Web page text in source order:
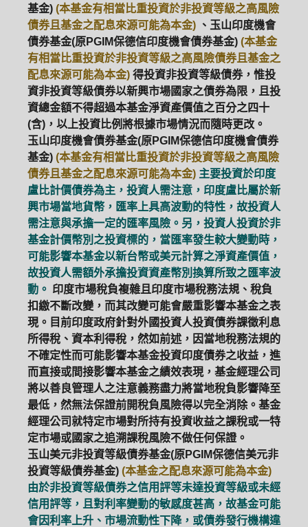
基金) (本基金有相當比重投資於非投資等級之高風險
債券且基金之配息來源可能為本金) 、玉山印度機會
債券基金(原PGIM保德信印度機會債券基金) (本基金
有相當比重投資於非投資等級之高風險債券且基金之
配息來源可能為本金) 得投資非投資等級債券，惟投
資非投資等級債券以新興市場國家之債券為限，且投
資總金額不得超過本基金淨資產價值之百分之四十
(含)，以上投資比例將根據市場情況而隨時更改。
玉山印度機會債券基金(原PGIM保德信印度機會債券
基金) (本基金有相當比重投資於非投資等級之高風險
債券且基金之配息來源可能為本金) 主要投資於印度
盧比計價債券為主，投資人需注意，印度盧比屬於新
興市場當地貨幣，匯率上具高波動的特性，故投資人
需注意與承擔一定的匯率風險。另，投資人投資於非
基金計價幣別之投資標的，當匯率發生較大變動時，
可能影響本基金以新台幣或美元計算之淨資產價值，
故投資人需額外承擔投資資產幣別換算所致之匯率波
動。 印度市場稅負複雜且印度市場稅務法規、稅負
扣繳不斷改變，而其改變可能會嚴重影響本基金之表
現。目前印度政府針對外國投資人投資債券課徵利息
所得稅、資本利得稅，然如前述，因當地稅務法規的
不確定性而可能影響本基金投資印度債券之收益，進
而直接或間接影響本基金之績效表現，基金經理公司
將以善良管理人之注意義務盡力將當地稅負影響降至
最低，然無法保證前開稅負風險得以完全消除。基金
經理公司就特定市場對所持有投資收益之課稅或一特
定市場或國家之追溯課稅風險不做任何保證。
玉山美元非投資等級債券基金(原PGIM保德信美元非
投資等級債券基金) (本基金之配息來源可能為本金)
由於非投資等級債券之信用評等未達投資等級或未經
信用評等，且對利率變動的敏感度甚高，故基金可能
會因利率上升、市場流動性下降，或債券發行機構違